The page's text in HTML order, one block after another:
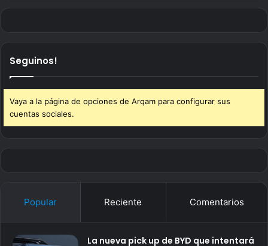
Seguinos!
Vaya a la página de opciones de Arqam para configurar sus
cuentas sociales.
Popular Reciente Comentarios
La nueva pick up de BYD que intentará